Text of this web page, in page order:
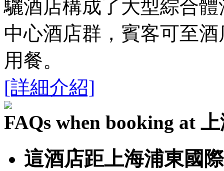
驪酒店構成了大型綜合
中心酒店群，賓客可至
用餐。
[詳細介紹]
FAQs when booking at
這酒店距上海浦東國